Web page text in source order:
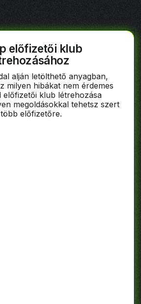
előfizetői klub
alján letölthető anyagban,
milyen hibákat nem érdemes
előfizetői klub létrehozása
megoldásokkal tehetsz szert
több előfizetőre.